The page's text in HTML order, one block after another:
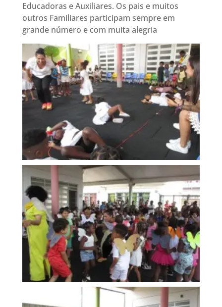
Educadoras e Auxiliares. Os pais e muitos
outros Familiares participam sempre em
grande número e com muita alegria